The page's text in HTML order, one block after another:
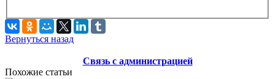
Вернуться назад
Связь с администрацией
Похожие статьи